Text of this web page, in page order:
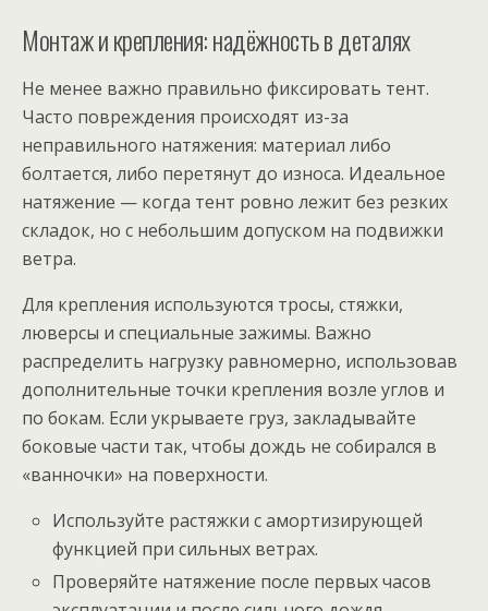
Монтаж и крепления: надёжность в деталях
Не менее важно правильно фиксировать тент.
Часто повреждения происходят из-за
неправильного натяжения: материал либо
болтается, либо перетянут до износа. Идеальное
натяжение — когда тент ровно лежит без резких
складок, но с небольшим допуском на подвижки
ветра.
Для крепления используются тросы, стяжки,
люверсы и специальные зажимы. Важно
распределить нагрузку равномерно, использовав
дополнительные точки крепления возле углов и
по бокам. Если укрываете груз, закладывайте
боковые части так, чтобы дождь не собирался в
«ванночки» на поверхности.
Используйте растяжки с амортизирующей
функцией при сильных ветрах.
Проверяйте натяжение после первых часов